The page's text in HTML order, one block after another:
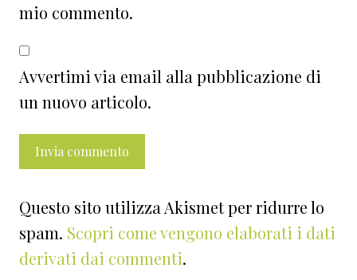
mio commento.
Avvertimi via email alla pubblicazione di
un nuovo articolo.
Questo sito utilizza Akismet per ridurre lo
spam. Scopri come vengono elaborati i dati
derivati dai commenti.